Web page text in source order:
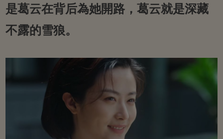
是葛云在背后為她開路，葛云就是深藏
不露的雪狼。